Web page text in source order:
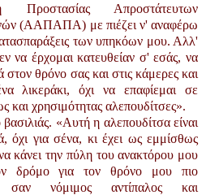
Απροστάτευτων
(ΑΑΠΑΠΑ) με πιέζει ν' αναφέρω
των υπηκόων μου. Αλλ'
να έρχομαι κατευθείαν σ' εσάς, να
θρόνο σας και στις κάμερες και
λικεράκι, όχι να επαφίεμαι σε
και χρησιμότητας αλεπουδίτσες».
«Αυτή η αλεπουδίτσα είναι
όχι για σένα, κι έχει ως εμμίσθως
κάνει την πύλη του ανακτόρου μου
δρόμο για τον θρόνο μου πιο
σαν νόμιμος αντίπαλος και